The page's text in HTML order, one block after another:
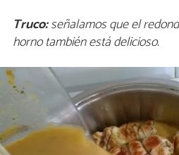
Truco:señalamos que el
horno también está delicioso.